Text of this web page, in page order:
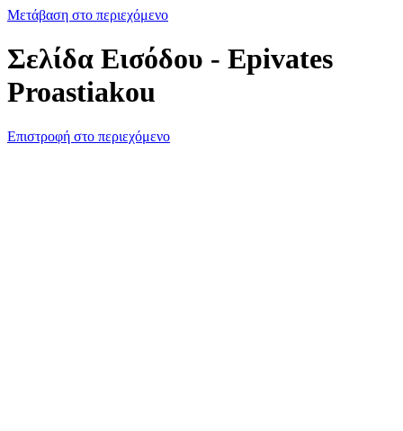
Μετάβαση στο περιεχόμενο
Σελίδα Εισόδου - Epivates
Proastiakou
Επιστροφή στο περιεχόμενο